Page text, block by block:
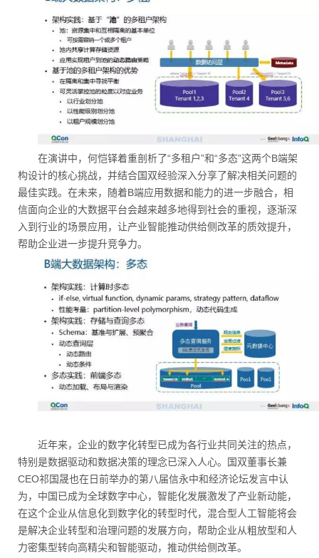
在演讲中，何恺铎着重剖析了“多租户”和“多态”这两个B端架
构设计的核心挑战，并结合国双经验深入分享了解决相关问题的
最佳实践。在未来，随着B端应用数据和能力的进一步融合，相
信面向企业的大数据平台会越来越多地得到社会的重视，逐渐深
入到行业的场景应用，让产业智能推动供给侧改革的质效提升，
帮助企业进一步提升竞争力。
近年来，企业的数字化转型已成为各行业共同关注的热点，
特别是数据驱动和数据决策的理念已深入人心。国双董事长兼
CEO祁国晟也在日前举办的第八届信永中和经济论坛发言中认
为，中国已成为全球数字中心，智能化发展激发了产业新动能，
在这个企业从信息化到数字化的转型时代，混合型人工智能将会
是解决企业转型和治理问题的发展方向，帮助企业从粗放型和人
力密集型转向高精尖和智能驱动，推动供给侧改革。